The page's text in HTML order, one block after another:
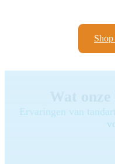
Ervaringen van